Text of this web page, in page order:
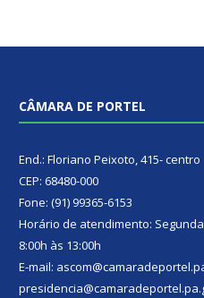
CÂMARA DE PORTEL
End.: Floriano Peixoto, 415- centro
CEP: 68480-000
Fone: (91) 99365-6153
Horário de atendimento:
8:00h às 13:00h
E-mail: